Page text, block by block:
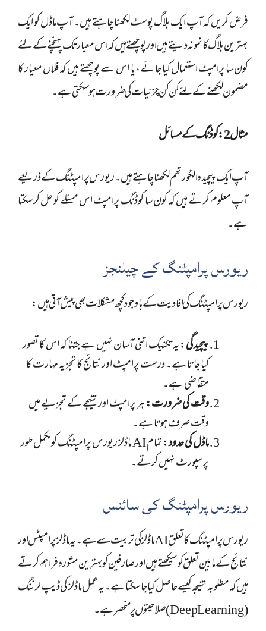
فرض کریں کہ آپ ایک بلاگ پوسٹ لکھنا چاہتے ہیں۔ آپ ماڈل کو ایک
بہترین بلاگ کا نمونہ دیتے ہیں اور پوچھتے ہیں کہ اس معیار تک پہنچنے کے لئے
کون سا پرامپٹ استعمال کیا جائے، یا اس سے پوچھتے ہیں کہ فلاں معیار کا
مضمون لکھنے کے لئے کن کن چزئیات کی ضرورت ہو سکتی ہے۔
مثال 2: کوڈنگ کے مسائل
آپ ایک پیچیدہ الگورتھم لکھنا چاہتے ہیں۔ ریورس پرامپٹنگ کے ذریعے
آپ معلوم کرتے ہیں کہ کون سا کوڈنگ پرامپٹ اس مسئلے کو حل کر سکتا
ہے۔
ریورس پرامپٹنگ کے چیلنجز
ریورس پرامپٹنگ کی افادیت کے باوجود کچھ مشکلات بھی پیش آتی ہیں:
پیچیدگی: یہ تکنیک اتنی آسان نہیں ہے جتنا کہ اس کا تصور
کیا جاتا ہے۔ درست پرامپٹ اور نتائج کا تجزیہ مہارت کا
متقاضی ہے۔
وقت کی ضرورت:ہر پرامپٹ اور نتیجے کے تجزیے میں
وقت صرف ہوتا ہے۔
ماڈل کی حدود
: تمام AI ماڈلز ریورس پرامپٹنگ کو مکمل طور
پر سپورٹ نہیں کرتے۔
ریورس پرامپٹنگ کی سائنس
ریورس پرامپٹنگ کا تعلق AI ماڈلز کی تربیت سے ہے۔ یہ ماڈلز پرامپٹس اور
نتائج کے مابین تعلق کو سیکھتے ہیں اور صارفین کو بہترین مشورہ فراہم کرتے
ہیں کہ مطلوبہ نتیجہ کیسے حاصل کیا جا سکتا ہے۔ یہ عمل ماڈلز کی ڈیپ لرننگ
(Deep Learning) صلاحیتوں پر منحصر ہے۔